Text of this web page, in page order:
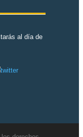
al día de